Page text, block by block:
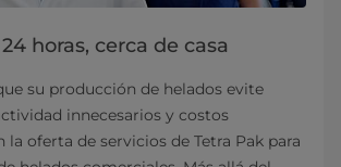
horas, cerca de casa
su producción de helados evite
innecesarios y costos
la oferta de servicios de Tetra Pak para